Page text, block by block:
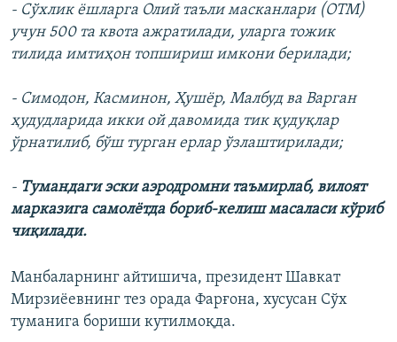
- Сўхлик ёшларга Олий таъли масканлари (ОТМ)
учун 500 та квота ажратилади, уларга тожик
тилида имтиҳон топшириш имкони берилади;
- Симодон, Касминон, Ҳушёр, Малбуд ва Варган
ҳудудларида икки ой давомида тик қудуқлар
ўрнатилиб, бўш турган ерлар ўзлаштирилади;
- Тумандаги эски аэродромни таъмирлаб, вилоят
марказига самолётда бориб-келиш масаласи кўриб
чиқилади.
Манбаларнинг айтишича, президент Шавкат
Мирзиёевнинг тез орада Фарғона, хусусан Сўх
туманига бориши кутилмоқда.